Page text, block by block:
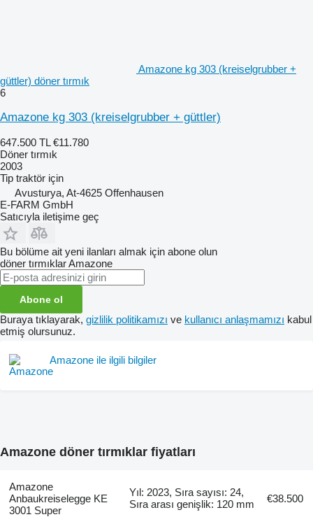
Amazone kg 303 (kreiselgrubber +
güttler) döner tırmık
6
Amazone kg 303 (kreiselgrubber + güttler)
647.500 TL €11.780
Döner tırmık
2003
Tip traktör için
Avusturya, At-4625 Offenhausen
E-FARM GmbH
Satıcıyla iletişime geç
Bu bölüme ait yeni ilanları almak için abone olun
döner tırmıklarAmazone
Abone ol
Buraya tıklayarak, gizlilik politikamızı ve kullanıcı anlaşmamızı kabul
etmiş olursunuz.
Amazone ile ilgili bilgiler
Amazone döner tırmıklar fiyatları
Amazone
Anbaukreiselegge KE
3001 Super
Yıl: 2023, Sıra sayısı: 24,
Sıra arası genişlik: 120 mm
€38.500